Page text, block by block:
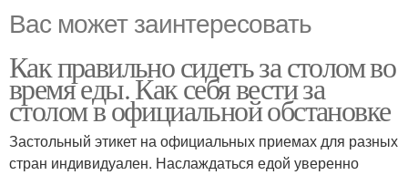
Вас может заинтересовать
Как правильно сидеть за столом во
время еды. Как себя вести за
столом в официальной обстановке
Застольный этикет на официальных приемах для разных
стран индивидуален. Наслаждаться едой уверенно